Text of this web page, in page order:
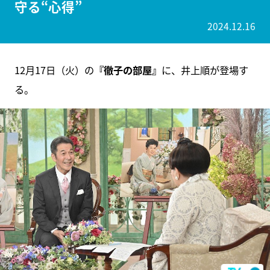
守る“心得”
2024.12.16
12月17日（火）の 『徹子の部屋』 に、井上順が登場す
る。